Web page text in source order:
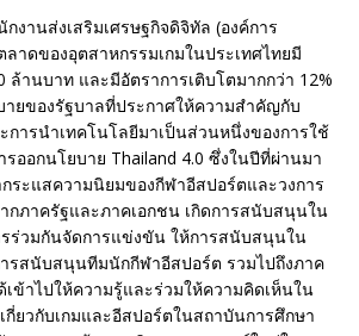
งานส่งเสริมเศรษฐกิจดิจิทัล (องค์การ
าดของอุตสาหกรรมเกมในประเทศไทยมี
ล้านบาท และมีอัตราการเติบโตมากกว่า 12%
ยของรัฐบาลที่ประกาศให้ความสำคัญกับ
การนำเทคโนโลยีมาเป็นส่วนหนึ่งของการใช้
ออกนโยบาย Thailand 4.0 ซึ่งในปีที่ผ่านมา
กระแสความนิยมของกีฬาอีสปอร์ตและวงการ
กภาครัฐและภาคเอกชน เกิดการสนับสนุนใน
ร่วมกันจัดการแข่งขัน ให้การสนับสนุนใน
รสนับสนุนทีมนักกีฬาอีสปอร์ต รวมไปถึงภาค
เข้าไปให้ความรู้และร่วมให้ความคิดเห็นใน
กี่ยวกับเกมและอีสปอร์ตในสถาบันการศึกษา